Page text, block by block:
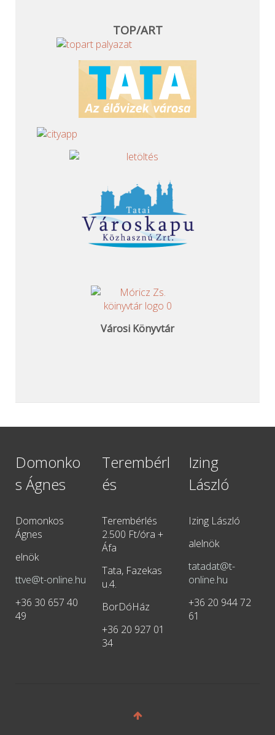
TOP/ART
Városi Könyvtár
Domonko
s Ágnes
Domonkos
Ágnes
elnök
ttve@t-online.hu
+36 30 657 40
49
Terembérl
és
Terembérlés
2.500 Ft/óra +
Áfa
Tata, Fazekas
u.4.
BorDóHáz
+36 20 927 01
34
Izing
László
Izing László
alelnök
tatadat@t-
online.hu
+36 20 944 72
61